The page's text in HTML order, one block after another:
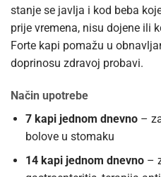
stanje se javlja i kod beba
prije vremena, nisu dojene ili
Forte kapi pomažu u
doprinosu zdravoj probavi.
Način upotrebe
7 kapi jednom dnevno–
bolove u stomaku
14 kapi jednom dnevno–